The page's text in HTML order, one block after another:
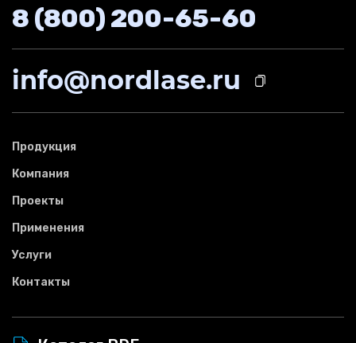
8 (800) 200-65-60
info@nordlase.ru
Продукция
Компания
Проекты
Применения
Услуги
Контакты